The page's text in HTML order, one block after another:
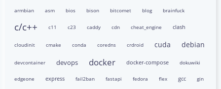
armbian asm bios bison bitcomet blog brainfuck
c/c++ c11 c23 caddy cdn cheat_engine clash
cloudinit cmake conda coredns crdroid cuda debian
devcontainer devops docker docker-compose dokuwiki
edgeone express fail2ban fastapi fedora flex gcc gin